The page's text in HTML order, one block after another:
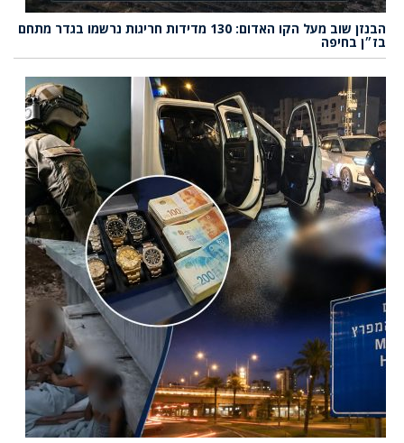
הבנזן שוב מעל הקו האדום: 130 מדידות חריגות נרשמו בגדר מתחם
בז״ן בחיפה